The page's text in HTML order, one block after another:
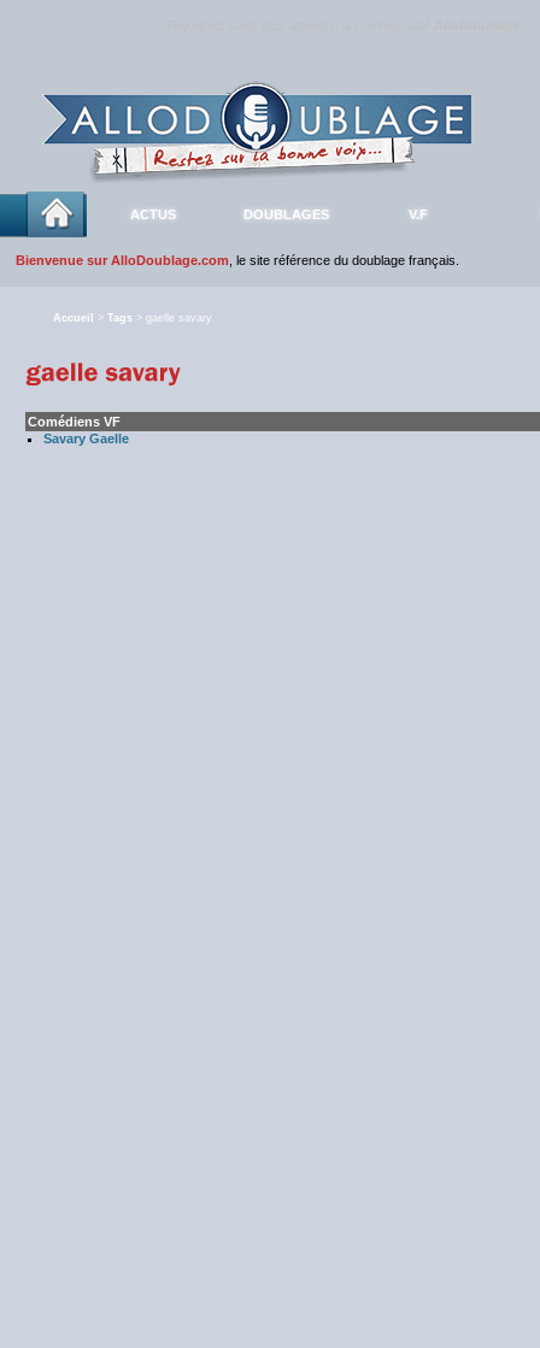
ACTUS DOUBLAGES V.F
Bienvenue sur AlloDoublage.com , le site référence du doublage français.
Accueil > Tags > gaelle savary
Comédiens VF
Savary Gaelle